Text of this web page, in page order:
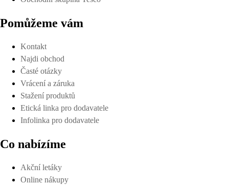
Pomůžeme vám
Kontakt
Najdi obchod
Časté otázky
Vrácení a záruka
Stažení produktů
Etická linka pro dodavatele
Infolinka pro dodavatele
Co nabízíme
Akční letáky
Online nákupy